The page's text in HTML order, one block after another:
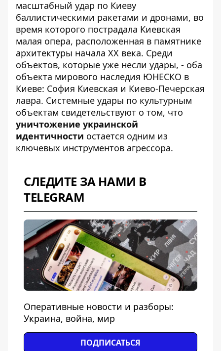
масштабный удар по Киеву
баллистическими ракетами и дронами, во
время которого пострадала Киевская
малая опера, расположенная в памятнике
архитектуры начала XX века. Среди
объектов, которые уже несли удары, - оба
объекта мирового наследия ЮНЕСКО в
Киеве: София Киевская и Киево-Печерская
лавра. Системные удары по культурным
объектам свидетельствуют о том, что
уничтожение украинской
идентичности остается одним из
ключевых инструментов агрессора.
СЛЕДИТЕ ЗА НАМИ В
TELEGRAM
Оперативные новости и разборы:
Украина, война, мир
ПОДПИСАТЬСЯ